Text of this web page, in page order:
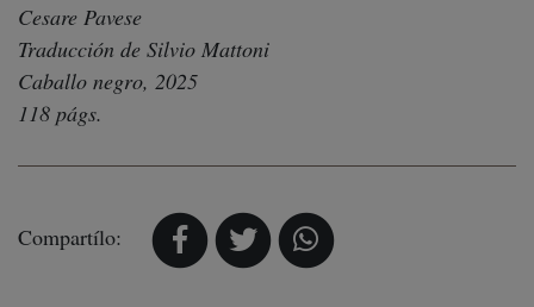
Cesare Pavese
Traducción de Silvio Mattoni
Caballo negro, 2025
118 págs.
Compartílo: